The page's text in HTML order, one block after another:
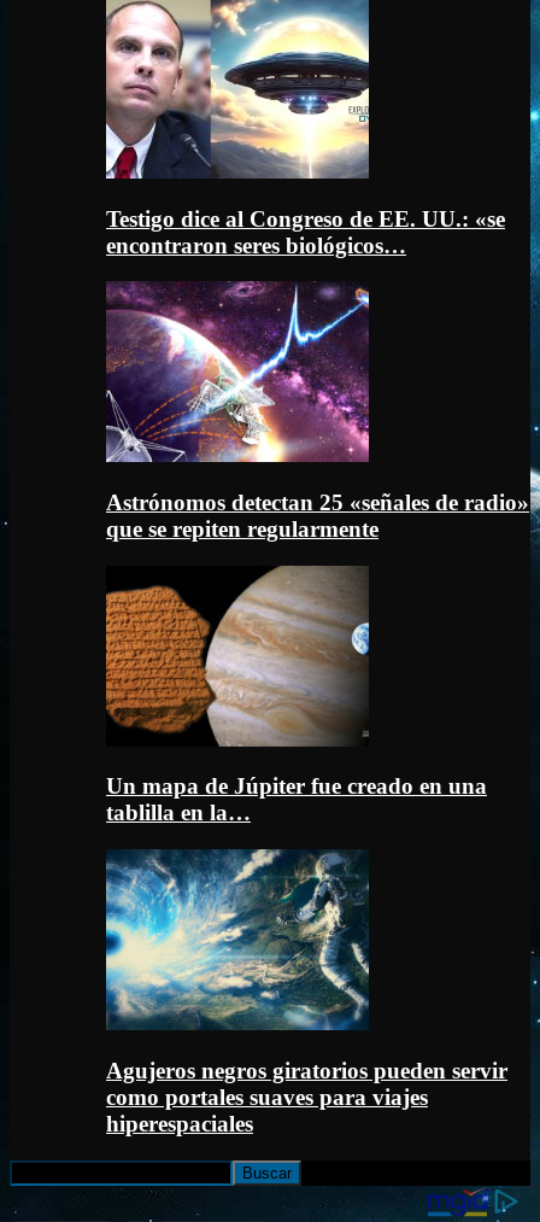
Testigo dice al Congreso de EE. UU.: «se
encontraron seres biológicos…
Astrónomos detectan 25 «señales de radio»
que se repiten regularmente
Un mapa de Júpiter fue creado en una
tablilla en la…
Agujeros negros giratorios pueden servir
como portales suaves para viajes
hiperespaciales